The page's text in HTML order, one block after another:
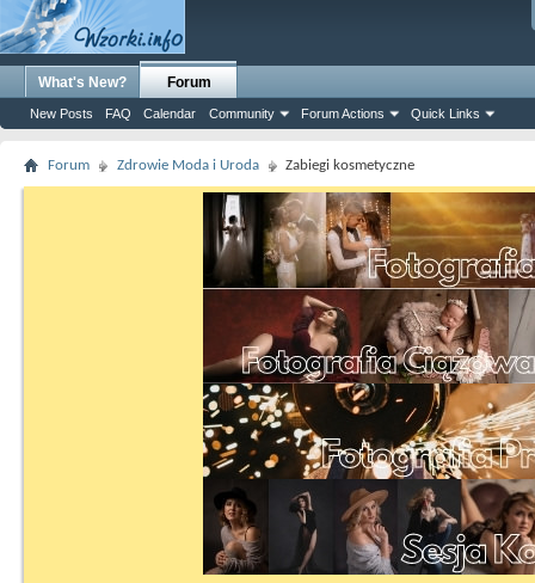
What's New? Forum
New Posts FAQ Calendar Community Forum Actions Quick Links
Forum Zdrowie Moda i Uroda Zabiegi kosmetyczne